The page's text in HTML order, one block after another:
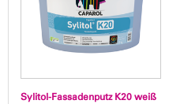
Sylitol-Fassadenputz K20 weiß